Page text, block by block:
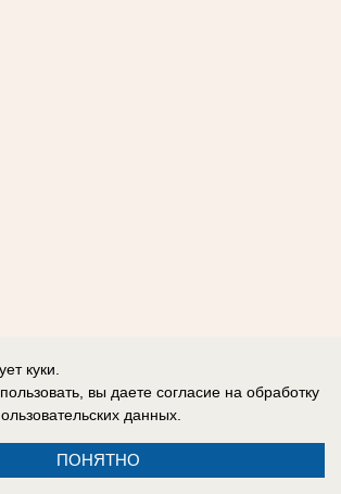
куки.
вы даете согласие на обработку
данных.
ПОНЯТНО